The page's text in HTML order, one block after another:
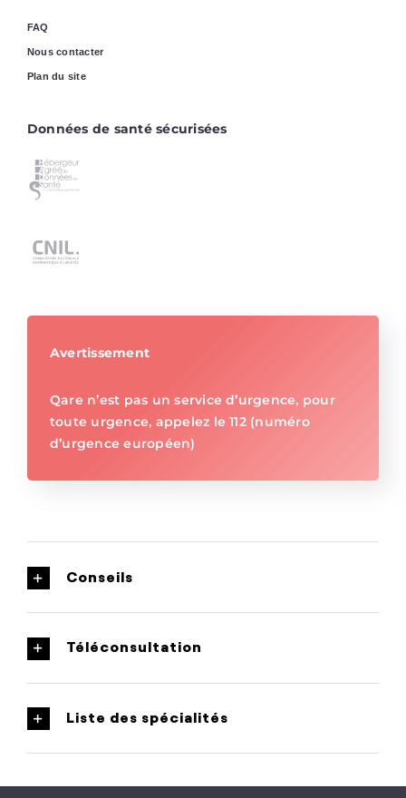
FAQ
Nous contacter
Plan du site
Données de santé sécurisées
Avertissement
Qare n’est pas un service d’urgence, pour
toute urgence, appelez le 112 (numéro
d’urgence européen)
Conseils
Téléconsultation
Liste des spécialités